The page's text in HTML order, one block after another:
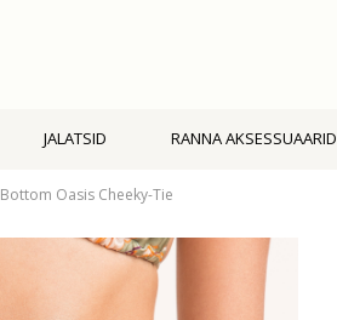
JALATSID RANNA AKSESSUAARID
Bottom Oasis Cheeky-Tie